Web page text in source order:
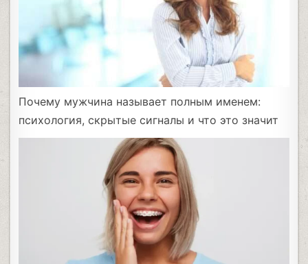
Почему мужчина называет полным именем:
психология, скрытые сигналы и что это значит